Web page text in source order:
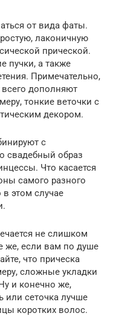
от вида фаты.
лаконичную
прической.
пучки, а также
Примечательно,
дополняют
тонкие веточки с
декором.
с
свадебный образ
Что касается
самого разного
этом случае
не слишком
же, если вам по душе
что прическа
сложные укладки
и конечно же,
или сеточка лучше
коротких волос.